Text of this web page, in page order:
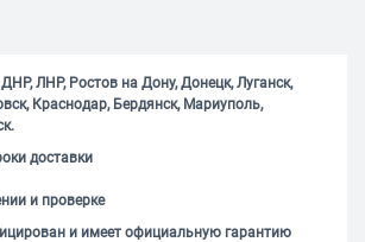
ЛНР, Ростов на Дону, Донецк, Луганск,
Краснодар, Бердянск, Мариуполь,
доставки
и проверке
и имеет официальную гарантию